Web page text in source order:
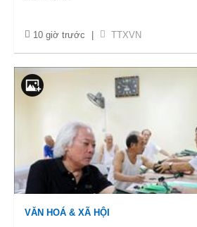
10 giờ trước TTXVN
VĂN HOÁ & XÃ HỘI